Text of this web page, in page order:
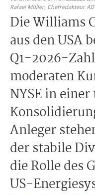
Rafael Müller, Chefredakteur AD
Die Williams
aus den USA
Q1-2026-
moderaten
NYSE in
Anleger
der stabile
die Rolle des
US-